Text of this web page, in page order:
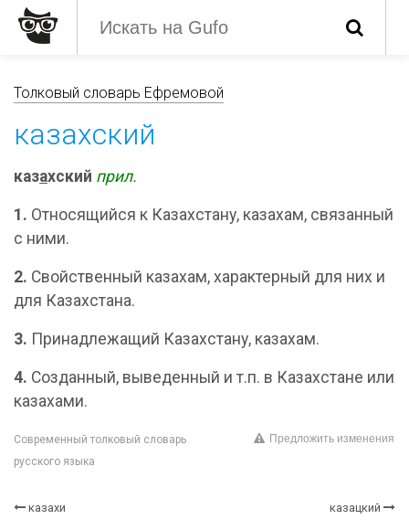
Толковый словарь Ефремовой
казахский
казахский прил.
1. Относящийся к Казахстану, казахам, связанный
с ними.
2. Свойственный казахам, характерный для них и
для Казахстана.
3. Принадлежащий Казахстану, казахам.
4. Созданный, выведенный и т.п. в Казахстане или
казахами.
Современный толковый словарь
русского языка
Предложить изменения
казахи казацкий